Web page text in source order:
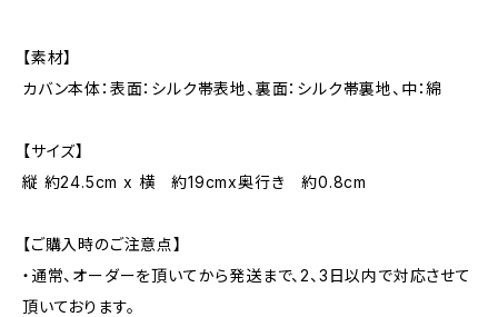
【素材】
カバン本体：表面：シルク帯表地、裏面：シルク帯裏地、中：綿
【サイズ】
縦 約24.5cm x 横 約19cmx奥行き 約0.8cm
【ご購入時のご注意点】
・通常、オーダーを頂いてから発送まで、2、3日以内で対応させて
頂いております。